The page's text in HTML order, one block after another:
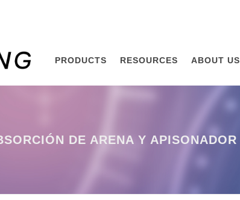
PRODUCTS RESOURCES ABOUT US
DE ARENA Y APISONADOR